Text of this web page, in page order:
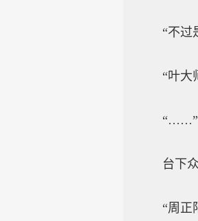
“不过是
“叶大师
“……”
台下众人
“周正阳